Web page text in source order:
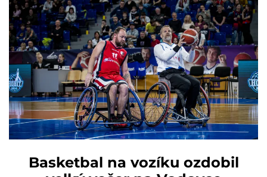
Basketbal na vozíku ozdobil